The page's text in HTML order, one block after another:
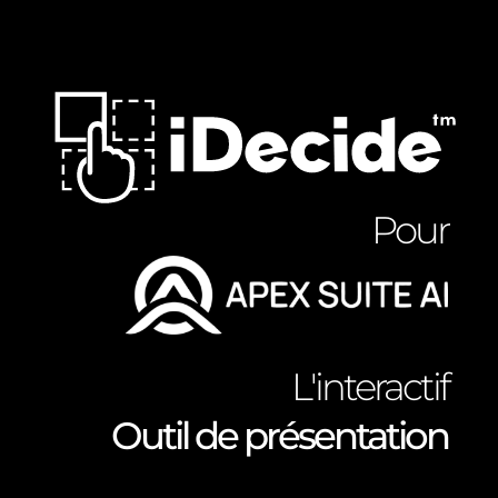
Pour
L'interactif
Outil de présentation